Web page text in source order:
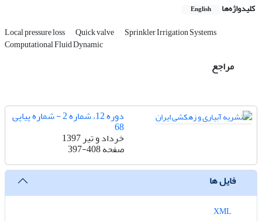
کلیدواژه‌ها English
Local pressure loss Quick valve Sprinkler Irrigation Systems
Computational Fluid Dynamic
مراجع
دوره 12، شماره 2 - شماره پیاپی
68
خرداد و تیر 1397
صفحه397-408
فایل ها